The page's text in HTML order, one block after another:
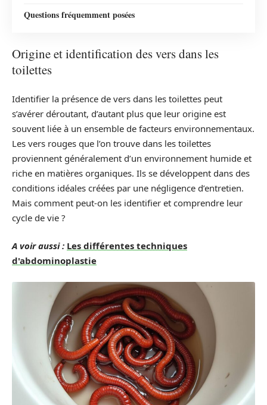
Questions fréquemment posées
Origine et identification des vers dans les
toilettes
Identifier la présence de vers dans les toilettes peut
s’avérer déroutant, d’autant plus que leur origine est
souvent liée à un ensemble de facteurs environnementaux.
Les vers rouges que l’on trouve dans les toilettes
proviennent généralement d’un environnement humide et
riche en matières organiques. Ils se développent dans des
conditions idéales créées par une négligence d’entretien.
Mais comment peut-on les identifier et comprendre leur
cycle de vie ?
A voir aussi : Les différentes techniques
d'abdominoplastie